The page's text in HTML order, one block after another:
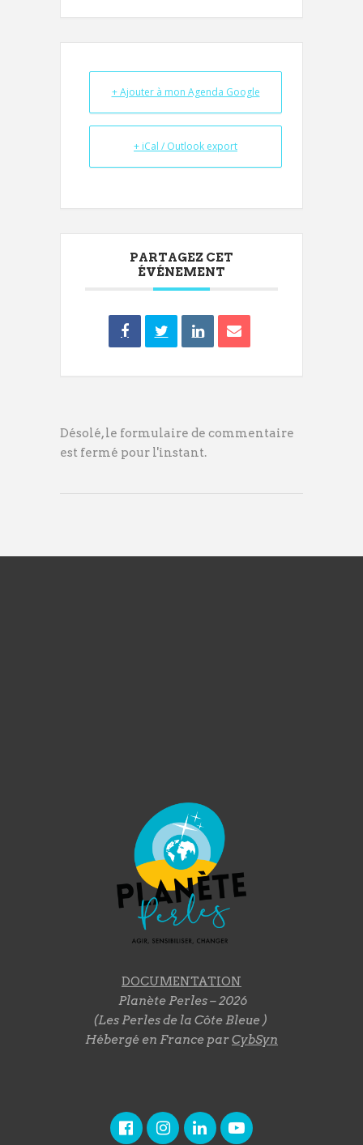
+ Ajouter à mon Agenda Google
+ iCal / Outlook export
PARTAGEZ CET
ÉVÉNEMENT
Désolé, le formulaire de commentaire
est fermé pour l'instant.
DOCUMENTATION
Planète Perles – 2026
(Les Perles de la Côte Bleue )
Hébergé en France parCybSyn